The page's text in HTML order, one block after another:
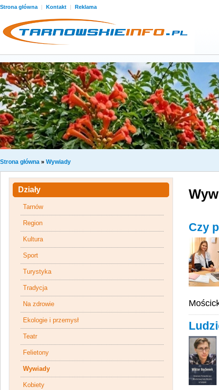
Strona główna | Kontakt | Reklama
Strona główna » Wywiady
Czy
Działy
Tarnów
Region
Kultura
Sport
Turystyka
Tradycja
Na zdrowie
Ekologie i przemysł
Teatr
Felietony
Wywiady
Kobiety